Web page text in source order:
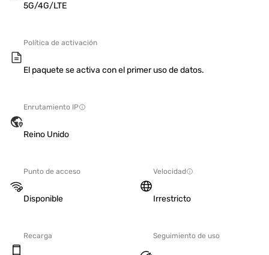
5G/4G/LTE
Política de activación
El paquete se activa con el primer uso de datos.
Enrutamiento IP
Reino Unido
Punto de acceso
Disponible
Velocidad
Irrestricto
Recarga Seguimiento de uso